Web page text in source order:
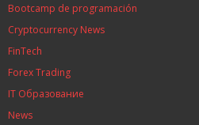
Bootcamp de programación
Cryptocurrency News
FinTech
Forex Trading
IT Образование
News